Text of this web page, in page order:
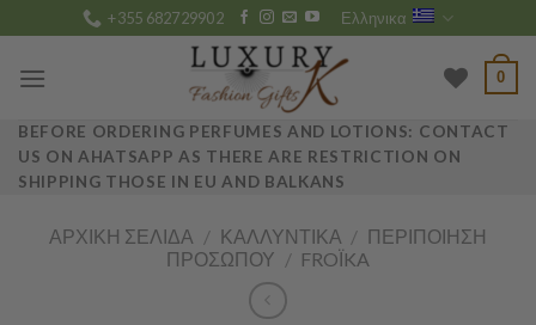
to
content
+355 682729902 Ελληνικα
0
BEFORE ORDERING PERFUMES AND LOTIONS: CONTACT
US ON AHATSAPP AS THERE ARE RESTRICTION ON
SHIPPING THOSE IN EU AND BALKANS
ΑΡΧΙΚΉ ΣΕΛΊΔΑ / ΚΑΛΛΥΝΤΙΚΆ / ΠΕΡΙΠΟΊΗΣΗ
ΠΡΟΣΏΠΟΥ / FROΪKA